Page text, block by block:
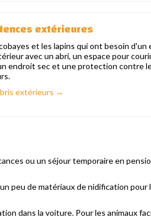
extérieures
et les lapins qui ont besoin d'un
avec un abri, un espace pour
endroit sec et une protection contre
extérieurs →
ou un séjour temporaire en
peu de matériaux de nidification
dans la voiture. Pour les animaux